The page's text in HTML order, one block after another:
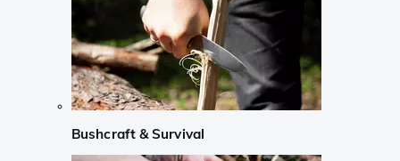
Bushcraft & Survival